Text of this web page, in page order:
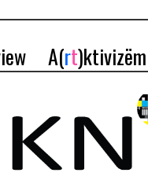
A(rt)ktivizëm